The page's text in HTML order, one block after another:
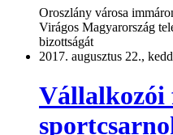
Oroszlány városa
Virágos Magyarország
bizottságát
2017. augusztus 22.,
Vállalkozói